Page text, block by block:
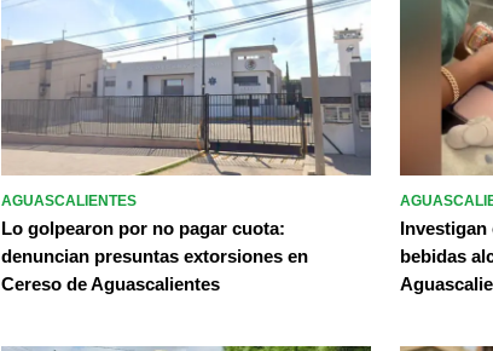
AGUASCALIENTES
Lo golpearon por no pagar cuota:
denuncian presuntas extorsiones en
Cereso de Aguascalientes
Investigan
bebidas